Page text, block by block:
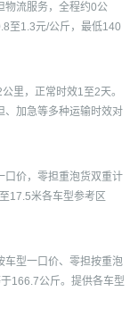
物流服务，全程约0公
至1.3元/公斤，最低140
里，正常时效1至2天。
、加急等多种运输时效对
口价，零担重泡货双重计
17.5米各车型参考区
车型一口价、零担按重泡
166.7公斤。提供各车型